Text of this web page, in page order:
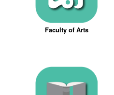
Faculty of Arts